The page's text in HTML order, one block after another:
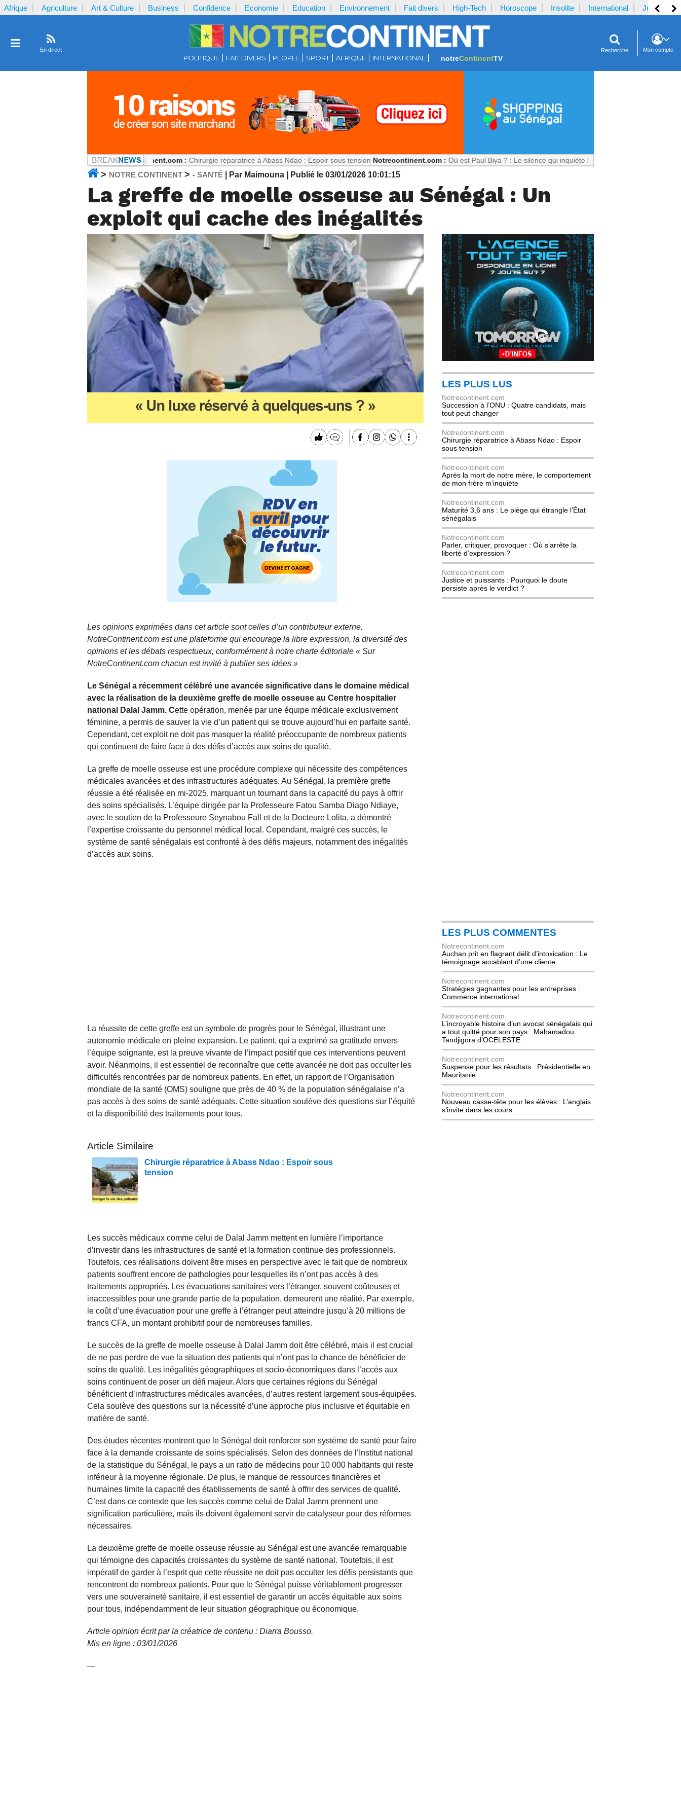
Afrique Agriculture Art & Culture Business Confidence Economie Education Environnement Fait divers High-Tech Horoscope Insolite International Justice
En direct
POLITIQUE FAIT DIVERS PEOPLE SPORT AFRIQUE INTERNATIONAL notreContinentTV
Recherche Mon compte
Notrecontinent.com : Chirurgie réparatrice à Abass Ndao : Espoir sous tension Notrecontinent.com : Où est Paul Biya ? : Le silence qui inquiète le Cameroun
> NOTRE CONTINENT > - SANTÉ | Par Maimouna | Publié le 03/01/2026 10:01:15
La greffe de moelle osseuse au Sénégal : Un
exploit qui cache des inégalités
Les opinions exprimées dans cet article sont celles d’un contributeur externe.
NotreContinent.com est une plateforme qui encourage la libre expression, la diversité des
opinions et les débats respectueux, conformément à notre charte éditoriale « Sur
NotreContinent.com chacun est invité à publier ses idées »
Le Sénégal a récemment célébré une avancée significative dans le domaine médical
avec la réalisation de la deuxième greffe de moelle osseuse au Centre hospitalier
national Dalal Jamm. Cette opération, menée par une équipe médicale exclusivement
féminine, a permis de sauver la vie d’un patient qui se trouve aujourd’hui en parfaite santé.
Cependant, cet exploit ne doit pas masquer la réalité préoccupante de nombreux patients
qui continuent de faire face à des défis d’accès aux soins de qualité.
La greffe de moelle osseuse est une procédure complexe qui nécessite des compétences
médicales avancées et des infrastructures adéquates. Au Sénégal, la première greffe
réussie a été réalisée en mi-2025, marquant un tournant dans la capacité du pays à offrir
des soins spécialisés. L’équipe dirigée par la Professeure Fatou Samba Diago Ndiaye,
avec le soutien de la Professeure Seynabou Fall et de la Docteure Lolita, a démontré
l’expertise croissante du personnel médical local. Cependant, malgré ces succès, le
système de santé sénégalais est confronté à des défis majeurs, notamment des inégalités
d’accès aux soins.
La réussite de cette greffe est un symbole de progrès pour le Sénégal, illustrant une
autonomie médicale en pleine expansion. Le patient, qui a exprimé sa gratitude envers
l’équipe soignante, est la preuve vivante de l’impact positif que ces interventions peuvent
avoir. Néanmoins, il est essentiel de reconnaître que cette avancée ne doit pas occulter les
difficultés rencontrées par de nombreux patients. En effet, un rapport de l’Organisation
mondiale de la santé (OMS) souligne que près de 40 % de la population sénégalaise n’a
pas accès à des soins de santé adéquats. Cette situation soulève des questions sur l’équité
et la disponibilité des traitements pour tous.
Article Similaire
Chirurgie réparatrice à Abass Ndao : Espoir sous
tension
Les succès médicaux comme celui de Dalal Jamm mettent en lumière l’importance
d’investir dans les infrastructures de santé et la formation continue des professionnels.
Toutefois, ces réalisations doivent être mises en perspective avec le fait que de nombreux
patients souffrent encore de pathologies pour lesquelles ils n’ont pas accès à des
traitements appropriés. Les évacuations sanitaires vers l’étranger, souvent coûteuses et
inaccessibles pour une grande partie de la population, demeurent une réalité. Par exemple,
le coût d’une évacuation pour une greffe à l’étranger peut atteindre jusqu’à 20 millions de
francs CFA, un montant prohibitif pour de nombreuses familles.
Le succès de la greffe de moelle osseuse à Dalal Jamm doit être célébré, mais il est crucial
de ne pas perdre de vue la situation des patients qui n’ont pas la chance de bénéficier de
soins de qualité. Les inégalités géographiques et socio-économiques dans l’accès aux
soins continuent de poser un défi majeur. Alors que certaines régions du Sénégal
bénéficient d’infrastructures médicales avancées, d’autres restent largement sous-équipées.
Cela soulève des questions sur la nécessité d’une approche plus inclusive et équitable en
matière de santé.
Des études récentes montrent que le Sénégal doit renforcer son système de santé pour faire
face à la demande croissante de soins spécialisés. Selon des données de l’Institut national
de la statistique du Sénégal, le pays a un ratio de médecins pour 10 000 habitants qui reste
inférieur à la moyenne régionale. De plus, le manque de ressources financières et
humaines limite la capacité des établissements de santé à offrir des services de qualité.
C’est dans ce contexte que les succès comme celui de Dalal Jamm prennent une
signification particulière, mais ils doivent également servir de catalyseur pour des réformes
nécessaires.
La deuxième greffe de moelle osseuse réussie au Sénégal est une avancée remarquable
qui témoigne des capacités croissantes du système de santé national. Toutefois, il est
impératif de garder à l’esprit que cette réussite ne doit pas occulter les défis persistants que
rencontrent de nombreux patients. Pour que le Sénégal puisse véritablement progresser
vers une souveraineté sanitaire, il est essentiel de garantir un accès équitable aux soins
pour tous, indépendamment de leur situation géographique ou économique.
Article opinion écrit par la créatrice de contenu : Diarra Bousso.
Mis en ligne : 03/01/2026
—
LES PLUS LUS
Notrecontinent.com
Succession à l’ONU : Quatre candidats, mais
tout peut changer
Notrecontinent.com
Chirurgie réparatrice à Abass Ndao : Espoir
sous tension
Notrecontinent.com
Après la mort de notre mère, le comportement
de mon frère m’inquiète
Notrecontinent.com
Maturité 3,6 ans : Le piège qui étrangle l’État
sénégalais
Notrecontinent.com
Parler, critiquer, provoquer : Où s’arrête la
liberté d’expression ?
Notrecontinent.com
Justice et puissants : Pourquoi le doute
persiste après le verdict ?
LES PLUS COMMENTES
Notrecontinent.com
Auchan prit en flagrant délit d’intoxication : Le
témoignage accablant d’une cliente
Notrecontinent.com
Stratégies gagnantes pour les entreprises :
Commerce international
Notrecontinent.com
L’incroyable histoire d’un avocat sénégalais qui
a tout quitté pour son pays : Mahamadou
Tandjigora d’OCELESTE
Notrecontinent.com
Suspense pour les résultats : Présidentielle en
Mauritanie
Notrecontinent.com
Nouveau casse-tête pour les élèves : L’anglais
s’invite dans les cours